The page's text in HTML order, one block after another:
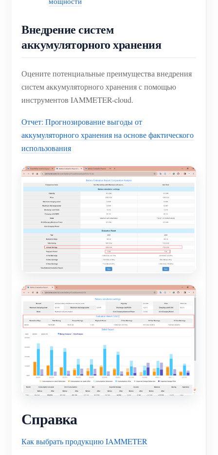
Внедрение систем
аккумуляторного хранения
Оцените потенциальные преимущества внедрения
систем аккумуляторного хранения с помощью
инструментов IAMMETER-cloud.
Отчет: Прогнозирование выгоды от
аккумуляторного хранения на основе фактического
использования
Справка
Как выбрать продукцию IAMMETER